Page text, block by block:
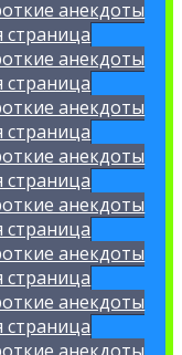
анекдоты
страница
анекдоты
страница
анекдоты
страница
анекдоты
страница
анекдоты
страница
анекдоты
страница
анекдоты
страница